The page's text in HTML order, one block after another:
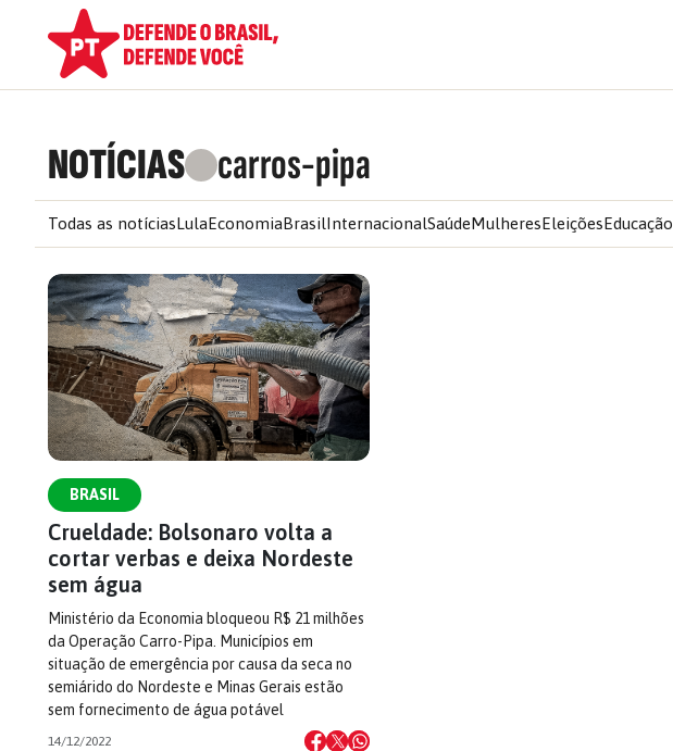
NOTÍCIAS carros-pipa
Todas as notíciasLulaEconomiaBrasilInternacionalSaúdeMulheresEleiçõesEducação
BRASIL
Crueldade: Bolsonaro volta a
cortar verbas e deixa Nordeste
sem água
Ministério da Economia bloqueou R$ 21 milhões
da Operação Carro-Pipa. Municípios em
situação de emergência por causa da seca no
semiárido do Nordeste e Minas Gerais estão
sem fornecimento de água potável
14/12/2022